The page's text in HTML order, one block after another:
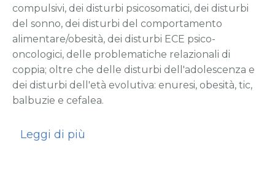
compulsivi, dei disturbi psicosomatici, dei disturbi
del sonno, dei disturbi del comportamento
alimentare/obesità, dei disturbi ECE psico-
oncologici, delle problematiche relazionali di
coppia; oltre che delle disturbi dell'adolescenza e
dei disturbi dell'età evolutiva: enuresi, obesità, tic,
balbuzie e cefalea.
Leggi di più